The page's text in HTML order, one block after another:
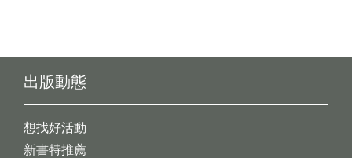
出版動態
想找好活動
新書特推薦